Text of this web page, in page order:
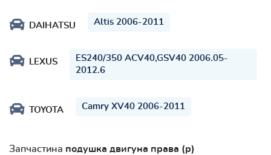
DAIHATSU Altis 2006-2011
LEXUS
ES240/350 ACV40,GSV40 2006.05-
2012.6
TOYOTA Camry XV40 2006-2011
Запчастина подушка двигуна права (р)